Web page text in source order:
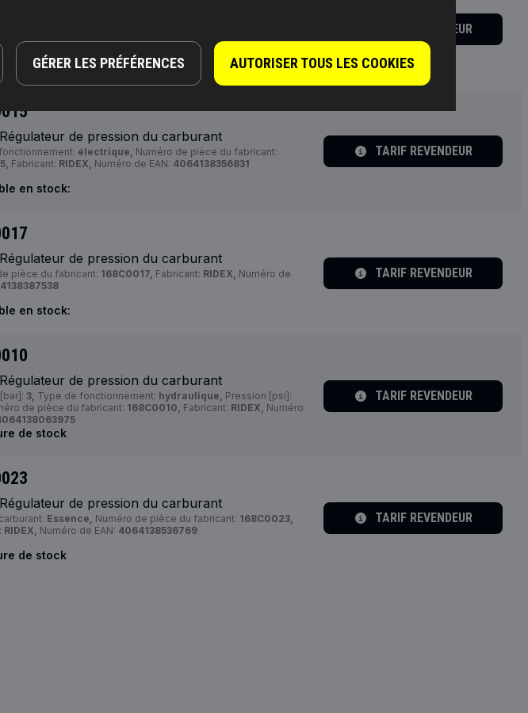
GÉRER LES PRÉFÉRENCES AUTORISER TOUS LES COOKIES
en stock:
TARIF REVENDEUR
de pression du carburant
électrique, Numéro de pièce du fabricant:
Fabricant: RIDEX, Numéro de EAN: 4064138356831
en stock:
TARIF REVENDEUR
de pression du carburant
pièce du fabricant: 168C0017, Fabricant: RIDEX, Numéro de
en stock:
TARIF REVENDEUR
de pression du carburant
3, Type de fonctionnement: hydraulique, Pression [psi]:
de pièce du fabricant: 168C0010, Fabricant: RIDEX, Numéro
de stock
TARIF REVENDEUR
de pression du carburant
Essence, Numéro de pièce du fabricant: 168C0023,
RIDEX, Numéro de EAN: 4064138536769
de stock
TARIF REVENDEUR